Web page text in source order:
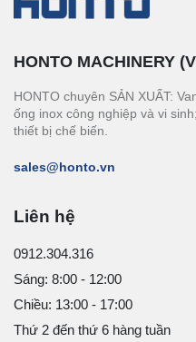
HONTO MACHINERY
HONTO chuyên SẢN XUẤT:
ống inox công nghiệp và vi
thiết bị chế biến.
sales@honto.vn
Liên hệ
0912.304.316
Sáng: 8:00 - 12:00
Chiều: 13:00 - 17:00
Thứ 2 đến thứ 6 hàng tuần